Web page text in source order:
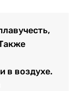
в воздухе.